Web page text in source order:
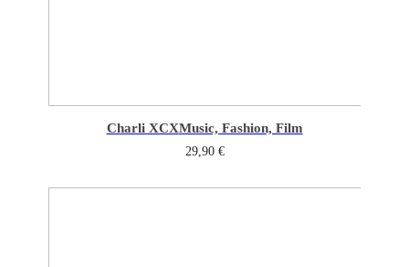
Charli XCXMusic, Fashion, Film
29,90 €